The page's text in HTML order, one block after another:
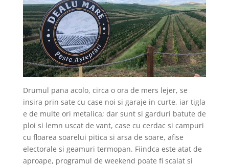
Drumul pana acolo, circa o ora de mers lejer, se
insira prin sate cu case noi si garaje in curte, iar tigla
e de multe ori metalica; dar sunt si garduri batute de
ploi si lemn uscat de vant, case cu cerdac si campuri
cu floarea soarelui pitica si arsa de soare, afise
electorale si geamuri termopan. Fiindca este atat de
aproape, programul de weekend poate fi scalat si